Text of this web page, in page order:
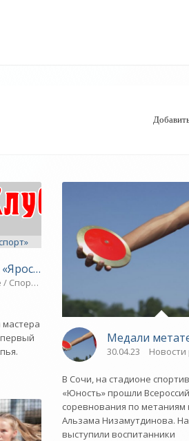
АТЛЕТИКА / Спорт
спорт»
/ Спорт / Плавание / ВЕЛОСПОРТ /
Медали
30.04.23
В Сочи, на стадионе
«Юность» прошли
соревнования по метаниям
Альзама Низамутдинова.
выступили воспитанники